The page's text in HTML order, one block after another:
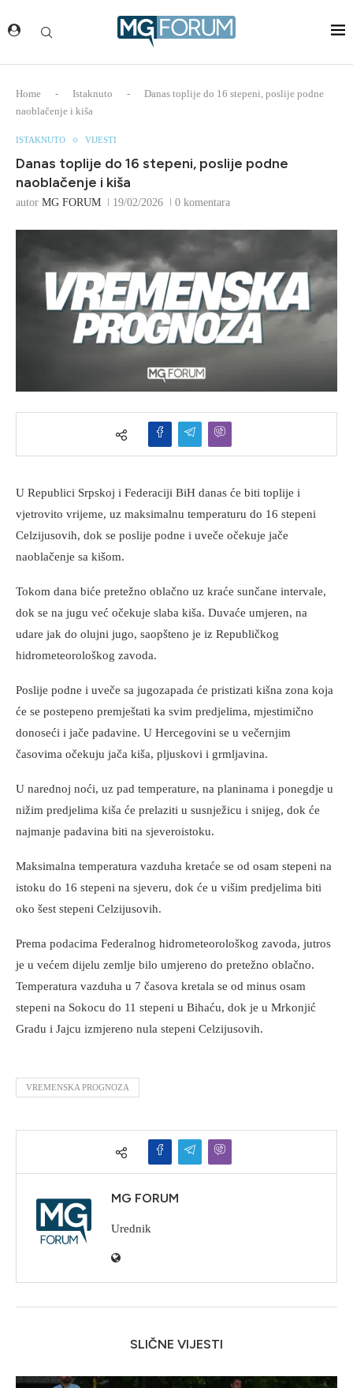
Home - Istaknuto -
Danas toplije do 16 stepeni, poslije podne
naoblačenje i kiša
ISTAKNUTO VIJESTI
Danas toplije do 16 stepeni, poslije podne
naoblačenje i kiša
autor MG FORUM 19/02/2026 0 komentara
U Republici Srpskoj i Federaciji BiH danas će biti toplije i
vjetrovito vrijeme, uz maksimalnu temperaturu do 16 stepeni
Celzijusovih, dok se poslije podne i uveče očekuje jače
naoblačenje sa kišom.
Tokom dana biće pretežno oblačno uz kraće sunčane intervale,
dok se na jugu već očekuje slaba kiša. Duvaće umjeren, na
udare jak do olujni jugo, saopšteno je iz Republičkog
hidrometeorološkog zavoda.
Poslije podne i uveče sa jugozapada će pristizati kišna zona koja
će se postepeno premještati ka svim predjelima, mjestimično
donoseći i jače padavine. U Hercegovini se u večernjim
časovima očekuju jača kiša, pljuskovi i grmljavina.
U narednoj noći, uz pad temperature, na planinama i ponegdje u
nižim predjelima kiša će prelaziti u susnježicu i snijeg, dok će
najmanje padavina biti na sjeveroistoku.
Maksimalna temperatura vazduha kretaće se od osam stepeni na
istoku do 16 stepeni na sjeveru, dok će u višim predjelima biti
oko šest stepeni Celzijusovih.
Prema podacima Federalnog hidrometeorološkog zavoda, jutros
je u većem dijelu zemlje bilo umjereno do pretežno oblačno.
Temperatura vazduha u 7 časova kretala se od minus osam
stepeni na Sokocu do 11 stepeni u Bihaću, dok je u Mrkonjić
Gradu i Jajcu izmjereno nula stepeni Celzijusovih.
VREMENSKA PROGNOZA
MG FORUM
Urednik
SLIČNE VIJESTI